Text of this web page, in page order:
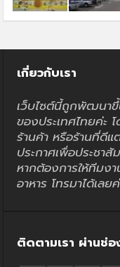
เกี่ยวกับเรา
เว็บไซต์นี้ถูกพัฒนา
ของประเทศไทยค่ะ
ร้านค้า หรือร้านที่ดีแ
ประกาศเพื่อประชา
หากต้องการให้ทีมง
อาหาร โทรมาได้เล
ติดตามเรา ผ่านช่อ